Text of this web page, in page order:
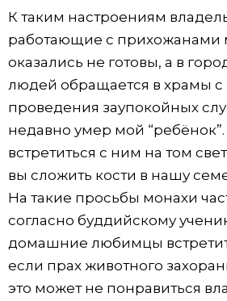
К таким настроениям
работающие с прихожанами
оказались не готовы, а в
людей обращается в храмы с
проведения заупокойных
недавно умер мой “ребёнок”.
встретиться с ним на том
вы сложить кости в нашу
На такие просьбы монахи
согласно буддийскому
домашние любимцы
если прах животного
это может не понравиться